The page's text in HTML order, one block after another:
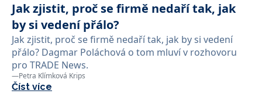
Jak zjistit, proč se firmě nedaří tak, jak
by si vedení přálo?
Jak zjistit, proč se firmě nedaří tak, jak by si vedení
přálo? Dagmar Poláchová o tom mluví v rozhovoru
pro TRADE News.
—Petra Klímková Krips
Číst více